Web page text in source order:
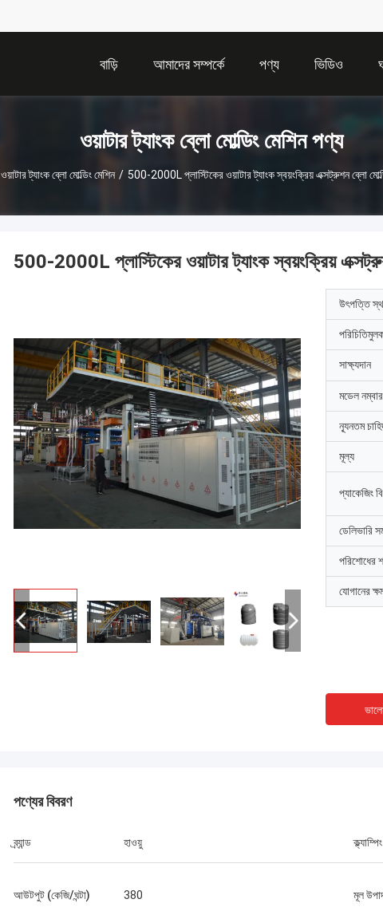
বাড়ি আমাদের সম্পর্কে পণ্য ভিডিও
ওয়াটার ট্যাংক ব্লো মোল্ডিং মেশিন পণ্য
ওয়াটার ট্যাংক ব্লো মোল্ডিং মেশিন / 500-2000L প্লাস্টিকের ওয়াটার ট্যাংক স্বয়ংক্রিয় এক্সট্রুশন ব্লো
500-2000L প্লাস্টিকের ওয়াটার ট্যাংক স্বয়ংক্রিয়
উৎপত্তি
সাক্ষ্যদান
মডেল নম্বার
ন্যূনতম
মূল্য
প্যাকেজিং
ডেলিভারি
পরিশোধের
যোগানের
পণ্যের বিবরণ
ব্র্যান্ড হাওয়ু
আউটপুট (কেজি/ঘন্টা) 380 মূল